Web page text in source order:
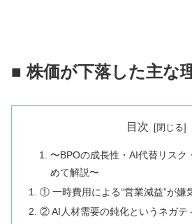
■ 株価が下落した主な
目次
〜BPOの成長性・AI代替リスク
めて解説〜
① 一時費用による“営業減益”が嫌
② AI人材需要の鈍化というネガテ